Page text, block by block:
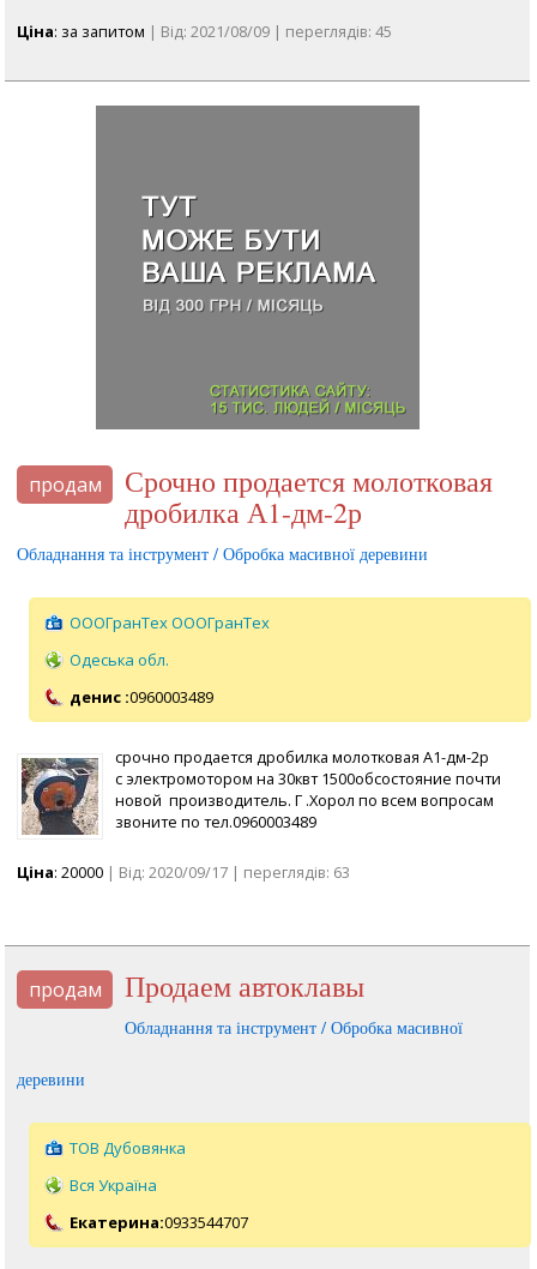
Ціна: за запитом | Від: 2021/08/09 | переглядів: 45
продам
срочно продается молотковая
дробилка А1-дм-2р
Обладнання та інструмент / Обробка масивної деревини
ОООГранТех ОООГранТех
Одеська обл.
денис :0960003489
срочно продается дробилка молотковая А1-дм-2р
с электромотором на 30квт 1500обсостояние почти
новой производитель. Г .Хорол по всем вопросам
звоните по тел.0960003489
Ціна: 20000 | Від: 2020/09/17 | переглядів: 63
продам продаем автоклавы
Обладнання та інструмент / Обробка масивної
деревини
ТОВ Дубовянка
Вся Україна
Екатерина:0933544707